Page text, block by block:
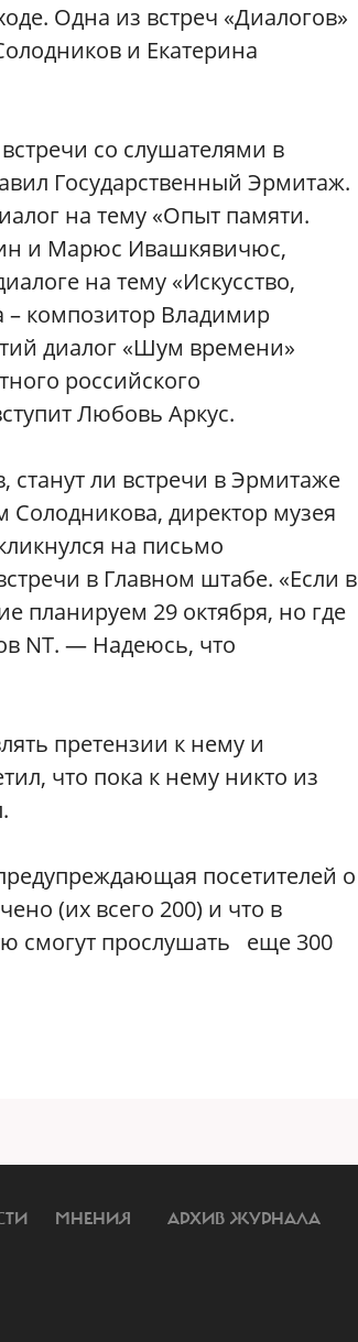
Одна из встреч «Диалогов»
и Екатерина
со слушателями в
Государственный Эрмитаж.
на тему «Опыт памяти.
и Марюс Ивашкявичюс,
на тему «Искусство,
– композитор Владимир
диалог «Шум времени»
российского
Любовь Аркус.
станут ли встречи в Эрмитаже
директор музея
на письмо
в Главном штабе. «Если в
планируем 29 октября, но где
NT. — Надеюсь, что
претензии к нему и
что пока к нему никто из
посетителей о
(их всего 200) и что в
смогут прослушать еще 300
МНЕНИЯ АРХИВ ЖУРНАЛА